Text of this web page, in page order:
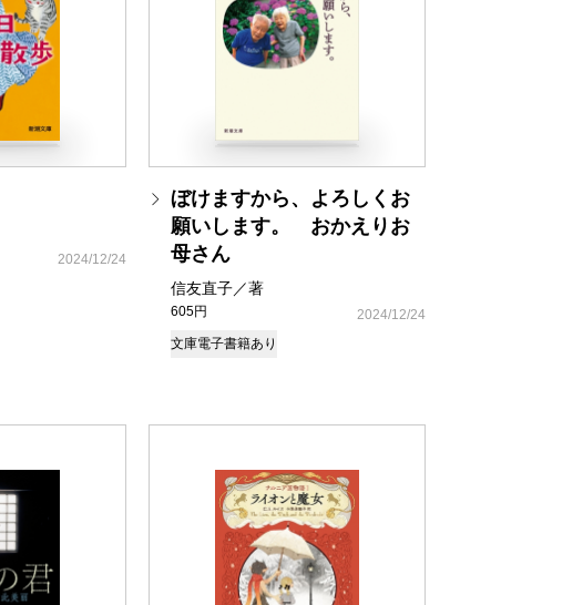
2024/12/24
ぼけますから、よろしくお
願いします。 おかえりお
母さん
信友直子／著
605円
2024/12/24
文庫電子書籍あり